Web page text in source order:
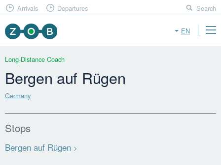
EN
Arrivals Departures Search
Long-Distance Coach
Bergen auf Rügen
Germany
Stops
Bergen auf Rügen